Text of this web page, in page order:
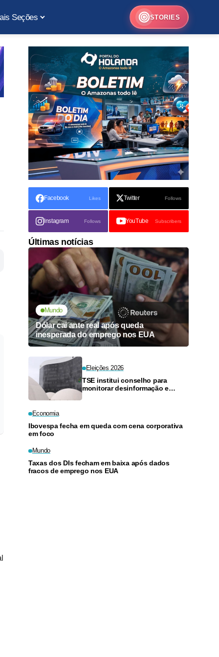
Seções STORIES
Facebook Likes Twitter Follows
Instagram Follows YouTube Subscribers
Últimas notícias
Mundo
Dólar cai ante real após queda
inesperada do emprego nos EUA
Eleições 2026
TSE institui conselho para
monitorar desinformação e
Economia
Ibovespa fecha em queda com cena corporativa
em foco
Mundo
Taxas dos DIs fecham em baixa após dados
fracos de emprego nos EUA